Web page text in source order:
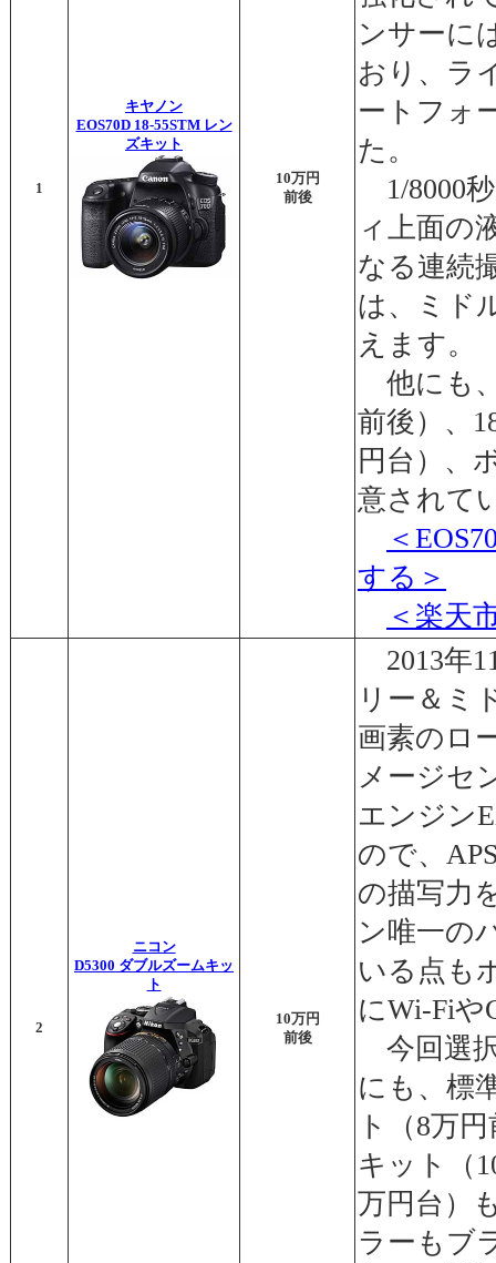
1
キヤノン
EOS70D 18-55STM レン
ズキット
10万円
前後
ンサーに
おり、ラ
ートフォ
た。
1/8000
ィ上面の
なる連続
は、ミド
えます。
他にも
前後）、
円台）、
意されて
＜
する＞
＜楽天
2
ニコン
D5300 ダブルズームキッ
ト
10万円
前後
2013年
リー＆ミ
画素のロ
メージセ
エンジン
ので、
の描写力
ン唯一の
いる点も
にWi-Fiや
今回選
にも、標
ト（8万
キット（
万円台）
ラーもブ